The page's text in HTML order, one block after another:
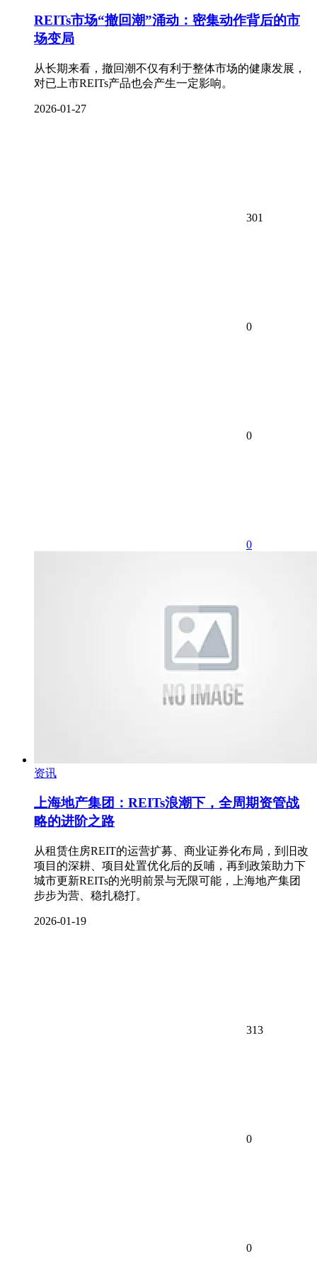
REITs市场“撤回潮”涌动：密集动作背后的市
场变局
从长期来看，撤回潮不仅有利于整体市场的健康发展，
对已上市REITs产品也会产生一定影响。
2026-01-27
301
0
0
0
资讯
上海地产集团：REITs浪潮下，全周期资管战
略的进阶之路
从租赁住房REIT的运营扩募、商业证券化布局，到旧改
项目的深耕、项目处置优化后的反哺，再到政策助力下
城市更新REITs的光明前景与无限可能，上海地产集团
步步为营、稳扎稳打。
2026-01-19
313
0
0